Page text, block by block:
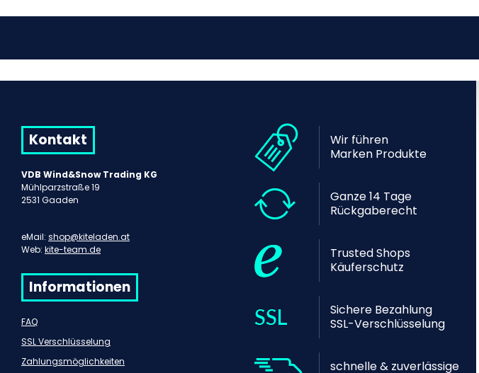
Kontakt
VDB Wind&Snow Trading KG
Mühlparzstraße 19
2531 Gaaden
eMail: shop@kiteladen.at
Web: kite-team.de
Informationen
FAQ
SSL Verschlüsselung
Zahlungsmöglichkeiten
Wir führen
Marken Produkte
Ganze 14 Tage
Rückgaberecht
Trusted Shops
Käuferschutz
Sichere Bezahlung
SSL-Verschlüsselung
schnelle & zuverlässige